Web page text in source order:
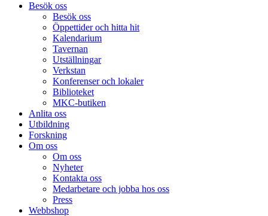
Besök oss
Besök oss
Öppettider och hitta hit
Kalendarium
Tavernan
Utställningar
Verkstan
Konferenser och lokaler
Biblioteket
MKC-butiken
Anlita oss
Utbildning
Forskning
Om oss
Om oss
Nyheter
Kontakta oss
Medarbetare och jobba hos oss
Press
Webbshop